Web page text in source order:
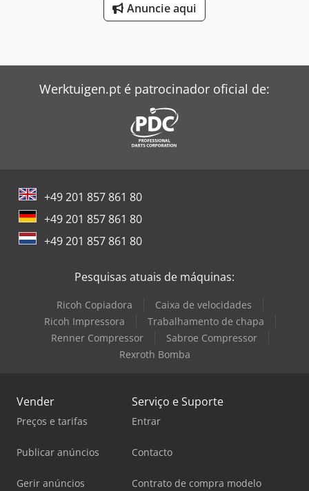
Anuncie aqui
Werktuigen.pt é patrocinador oficial de:
+49 201 857 861 80
+49 201 857 861 80
+49 201 857 861 80
Pesquisas atuais de máquinas:
Ricoh Copiadora
Caixa de velocidades
Ricoh Impressora
Trabalhamento de chapa
Renner Compressor
Sabroe Compressor
Rexroth Bomba
Vender
Preços e tarifas
Publicar anúncios
Gerir anúncios
Serviço e Suporte
Entrar
Contacto
Contrato de compra modelo